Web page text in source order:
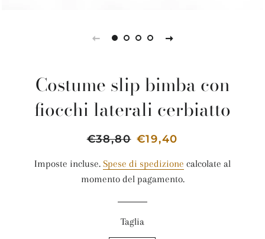
Costume slip bimba con
fiocchi laterali cerbiatto
Prezzo
listino
€38,80 Prezzo
€19,40
Imposte incluse. Spese di spedizione calcolate al
momento del pagamento.
Taglia